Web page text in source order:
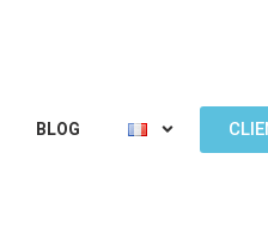
BLOG